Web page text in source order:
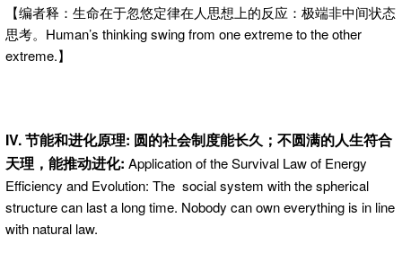
【编者释：生命在于忽悠定律在人思想上的反应：极端非中间状态
思考。Human’s thinking swing from one extreme to the other
extreme.】
IV. 节能和进化原理: 圆的社会制度能长久；不圆满的人生符合
天理，能推动进化: Application of the Survival Law of Energy
Efficiency and Evolution: The social system with the spherical
structure can last a long time. Nobody can own everything is in line
with natural law.